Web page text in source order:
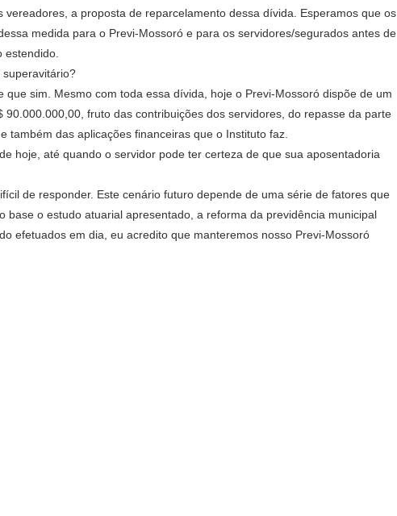
a proposta de reparcelamento dessa dívida. Esperamos que os
medida para o Previ-Mossoró e para os servidores/segurados antes de
superavitário?
que sim. Mesmo com toda essa dívida, hoje o Previ-Mossoró dispõe de um
90.000.000,00, fruto das contribuições dos servidores, do repasse da parte
também das aplicações financeiras que o Instituto faz.
hoje, até quando o servidor pode ter certeza de que sua aposentadoria
de responder. Este cenário futuro depende de uma série de fatores que
base o estudo atuarial apresentado, a reforma da previdência municipal
efetuados em dia, eu acredito que manteremos nosso Previ-Mossoró